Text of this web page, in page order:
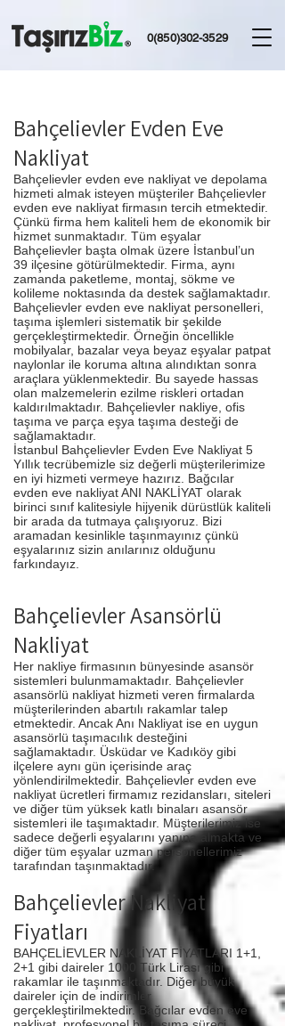
0(850)302-3529
Bahçelievler Evden Eve
Nakliyat
Bahçelievler evden eve nakliyat ve depolama
hizmeti almak isteyen müşteriler Bahçelievler
evden eve nakliyat firmasın tercih etmektedir.
Çünkü firma hem kaliteli hem de ekonomik bir
hizmet sunmaktadır. Tüm eşyalar
Bahçelievler başta olmak üzere İstanbul’un
39 ilçesine götürülmektedir. Firma, aynı
zamanda paketleme, montaj, sökme ve
kolileme noktasında da destek sağlamaktadır.
Bahçelievler evden eve nakliyat personelleri,
taşıma işlemleri sistematik bir şekilde
gerçekleştirmektedir. Örneğin öncellikle
mobilyalar, bazalar veya beyaz eşyalar patpat
naylonlar ile koruma altına alındıktan sonra
araçlara yüklenmektedir. Bu sayede hassas
olan malzemelerin ezilme riskleri ortadan
kaldırılmaktadır. Bahçelievler nakliye, ofis
taşıma ve parça eşya taşıma desteği de
sağlamaktadır.
İstanbul Bahçelievler Evden Eve Nakliyat 5
Yıllık tecrübemizle siz değerli müşterilerimize
en iyi hizmeti vermeye hazırız. Bağcılar
evden eve nakliyat ANI NAKLİYAT olarak
birinci sınıf kalitesiyle hijyenik dürüstlük kaliteli
bir arada da tutmaya çalışıyoruz. Bizi
aramadan kesinlikle taşınmayınız çünkü
eşyalarınız sizin anılarınız olduğunu
farkındayız.
Bahçelievler Asansörlü
Nakliyat
Her nakliye firmasının bünyesinde asansör
sistemleri bulunmamaktadır. Bahçelievler
asansörlü nakliyat hizmeti veren firmalarda
müşterilerinden abartılı rakamlar talep
etmektedir. Ancak Anı Nakliyat ise en uygun
asansörlü taşımacılık desteğini
sağlamaktadır. Üsküdar ve Kadıköy gibi
ilçelere aynı gün içerisinde araç
yönlendirilmektedir. Bahçelievler evden eve
nakliyat ücretleri firmamız rezidansları, siteleri
ve diğer tüm yüksek katlı binaları asansör
sistemleri ile taşımaktadır. Müşterilerimiz ise
sadece değerli eşyalarını yanına almakta ve
diğer tüm eşyalar uzman personellerimiz
tarafından taşınmaktadır.
Bahçelievler Nakliyat
Fiyatları
BAHÇELİEVLER NAKLİYAT FİYATLARI 1+1,
2+1 gibi daireler 1000 Türk Lirası gibi
rakamlar ile taşınmaktadır. Diğer büyük
daireler için de indirimler
gerçekleştirilmektedir. Bağcılar evden eve